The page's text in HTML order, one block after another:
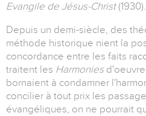
Evangile de Jésus-Christ (1930).
Depuis un demi-siècle, des
méthode historique nient la
concordance entre les faits
traitent les Harmonies
bornaient à condamner
concilier à tout prix les
évangéliques, on ne pourrait